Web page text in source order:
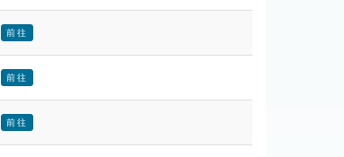
前往
前往
前往